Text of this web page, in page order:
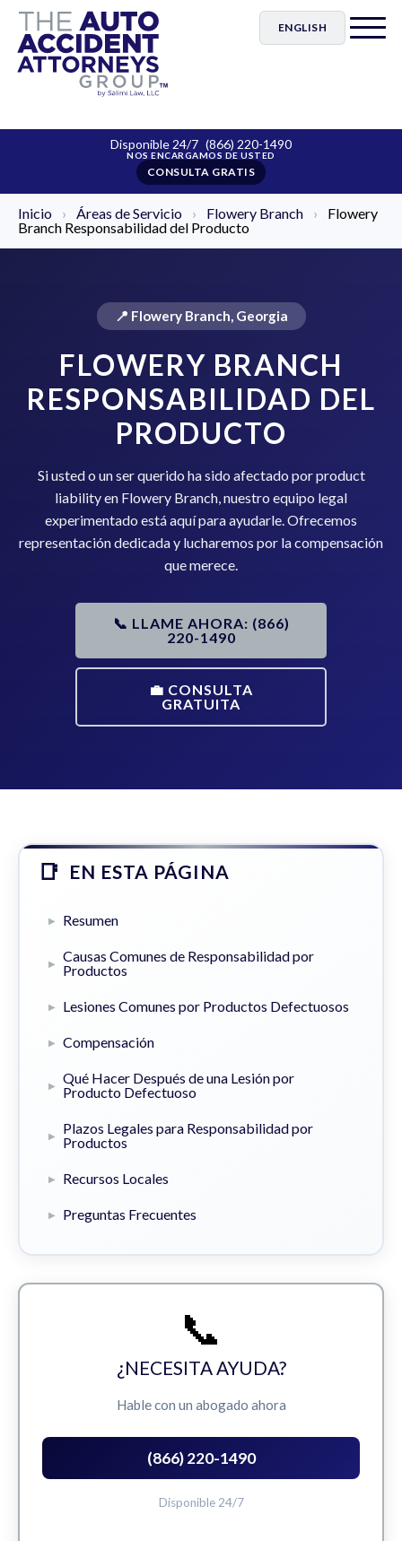
ENGLISH
Disponible 24/7 (866) 220-1490
CONSULTA GRATIS
Inicio › Áreas de Servicio › Flowery Branch ›
Flowery
Branch Responsabilidad del Producto
📍 Flowery Branch, Georgia
FLOWERY BRANCH
RESPONSABILIDAD DEL
PRODUCTO
Si usted o un ser querido ha sido afectado por product
liability en Flowery Branch, nuestro equipo legal
experimentado está aquí para ayudarle. Ofrecemos
representación dedicada y lucharemos por la compensación
que merece.
📞 LLAME AHORA: (866)
220-1490
💼 CONSULTA
GRATUITA
EN ESTA PÁGINA
Resumen
Causas Comunes de Responsabilidad por
Productos
Lesiones Comunes por Productos Defectuosos
Compensación
Qué Hacer Después de una Lesión por
Producto Defectuoso
Plazos Legales para Responsabilidad por
Productos
Recursos Locales
Preguntas Frecuentes
📞
¿NECESITA AYUDA?
Hable con un abogado ahora
(866) 220-1490
Disponible 24/7